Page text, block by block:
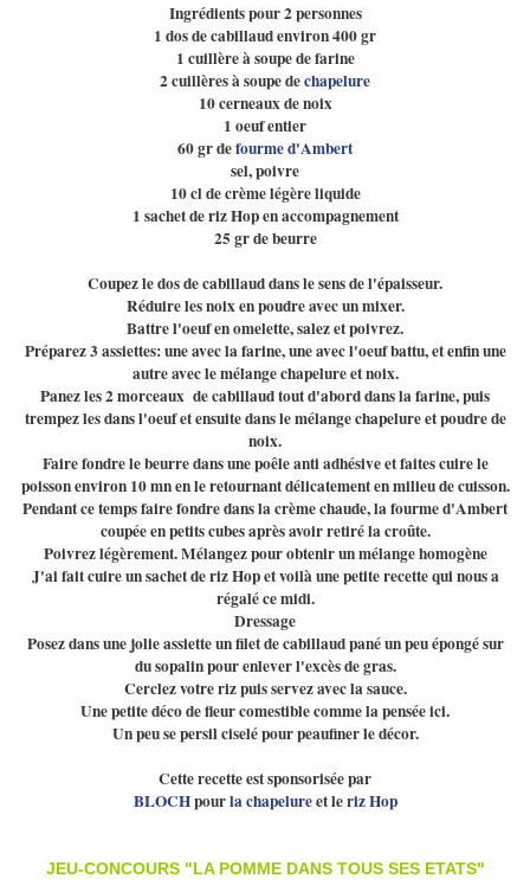
Ingrédients pour 2 personnes
1 dos de cabillaud environ 400 gr
1 cuillère à soupe de farine
2 cuillères à soupe dechapelure
10 cerneaux de noix
1 oeuf entier
60 gr defourme d'Ambert
sel, poivre
10 cl de crème légère liquide
1 sachet de riz Hop en accompagnement
25 gr de beurre
Coupez le dos de cabillaud dans le sens de l'épaisseur.
Réduire les noix en poudre avec un mixer.
Battre l'oeuf en omelette, salez et poivrez.
Préparez 3 assiettes: une avec la farine, une avec l'oeuf battu, et enfin une
autre avec le mélange chapelure et noix.
Panez les 2 morceaux de cabillaud tout d'abord dans la farine, puis
trempez les dans l'oeuf et ensuite dans le mélange chapelure et poudre de
noix.
Faire fondre le beurre dans une poêle anti adhésive et faites cuire le
poisson environ 10 mn en le retournant délicatement en milieu de cuisson.
Pendant ce temps faire fondre dans la crème chaude, la fourme d'Ambert
coupée en petits cubes après avoir retiré la croûte.
Poivrez légèrement. Mélangez pour obtenir un mélange homogène
J'ai fait cuire un sachet de riz Hop et voilà une petite recette qui nous a
régalé ce midi.
Dressage
Posez dans une jolie assiette un filet de cabillaud pané un peu épongé sur
du sopalin pour enlever l'excès de gras.
Cerclez votre riz puis servez avec la sauce.
Une petite déco de fleur comestible comme la pensée ici.
Un peu se persil ciselé pour peaufiner le décor.
Cette recette est sponsorisée par
BLOCHpourla chapelureet leriz Hop
JEU-CONCOURS "LA POMME DANS TOUS SES ETATS"